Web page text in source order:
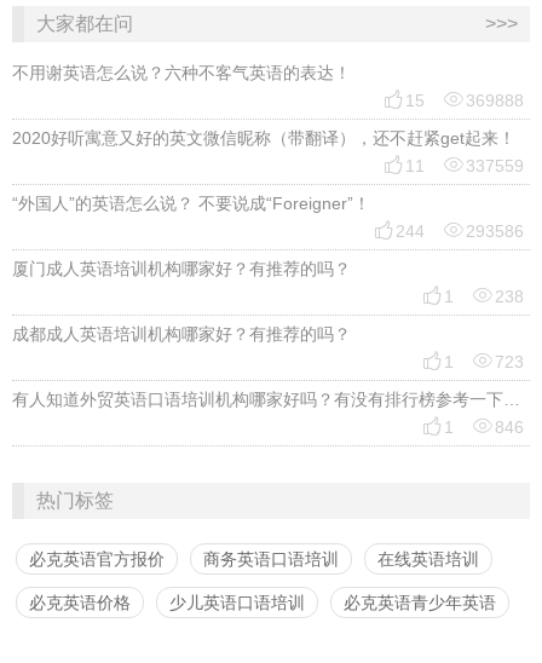
大家都在问 >>>
不用谢英语怎么说？六种不客气英语的表达！
 15 369888
2020好听寓意又好的英文微信昵称（带翻译），还不赶紧get起来！
 11 337559
“外国人”的英语怎么说？ 不要说成“Foreigner”！
 244 293586
厦门成人英语培训机构哪家好？有推荐的吗？
 1 238
成都成人英语培训机构哪家好？有推荐的吗？
 1 723
有人知道外贸英语口语培训机构哪家好吗？有没有排行榜参考一下？最好说下费用
 1 846
热门标签
必克英语官方报价 商务英语口语培训 在线英语培训
必克英语价格 少儿英语口语培训 必克英语青少年英语